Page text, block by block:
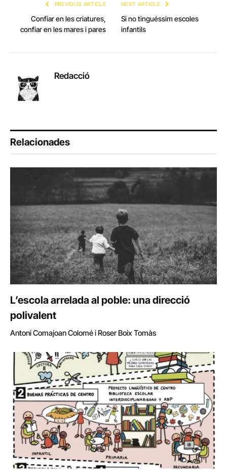
PREVIOUS ARTICLE
Confiar en les criatures,
confiar en les mares i pares
NEXT ARTICLE
Si no tinguéssim escoles
infantils
Redacció
Relacionades
L’escola arrelada al poble: una direcció
polivalent
Antoni Comajoan Colomé i Roser Boix Tomàs